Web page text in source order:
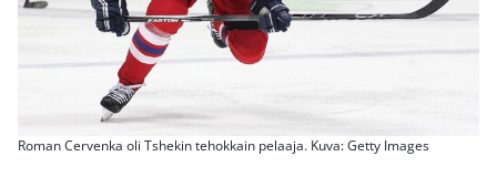
Roman Cervenka oli Tshekin tehokkain pelaaja. Kuva: Getty Images